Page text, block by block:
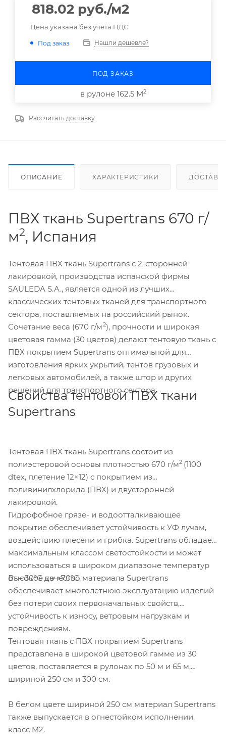
818.02 руб./м2
Цена указана без учета НДС
Под заказ Нашли дешевле?
ПОД ЗАКАЗ
в рулоне 162.5 М2
Рассчитать доставку
ОПИСАНИЕ ХАРАКТЕРИСТИКИ
ПВХ ткань Supertrans 670 г/
м2, Испания
Тентовая ПВХ ткань Supertrans с 2-сторонней
лакировкой, производства испанской фирмы
SAULEDA S.A., является одной из лучших
классических тентовых тканей для транспортного
сектора, поставляемых на российский рынок.
Сочетание веса (670 г/м2), прочности и широкая
цветовая гамма (30 цветов) делают тентовую ткань с
ПВХ покрытием Supertrans оптимальной для
изготовления ярких укрытий, тентов грузовых и
легковых автомобилей, а также штор и других
решений для транспортного сектора.
Свойства тентовой ПВХ ткани
Supertrans
Тентовая ПВХ ткань Supertrans состоит из
полиэстеровой основы плотностью 670 г/м2 (1100
dtex, плетение 12×12) с покрытием из
поливинилхлорида (ПВХ) и двусторонней
лакировкой.
Гидрофобное грязе- и водоотталкивающее
покрытие обеспечивает устойчивость к УФ лучам,
воздействию плесени и грибка. Supertrans обладает
максимальным классом светостойкости и может
использоваться в широком диапазоне температур
от – 30°С до +70°С.
Высокое качество материала Supertrans
обеспечивает многолетнюю эксплуатацию изделий
без потери своих первоначальных свойств,
устойчивость к износу, ветровым нагрузкам и
повреждениям.
Тентовая ткань с ПВХ покрытием Supertrans
представлена в широкой цветовой гамме из 30
цветов, поставляется в рулонах по 50 м и 65 м,
шириной 250 см и 300 см.
В белом цвете шириной 250 см материал Supertrans
также выпускается в огнестойком исполнении,
класс M2.